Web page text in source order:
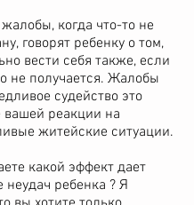
когда что-то не
говорят ребенку о том,
вести себя также, если
не получается. Жалобы
судейство это
вашей реакции на
житейские ситуации.
какой эффект дает
неудач ребенка ? Я